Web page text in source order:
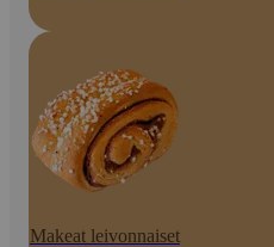
Makeat leivonnaiset